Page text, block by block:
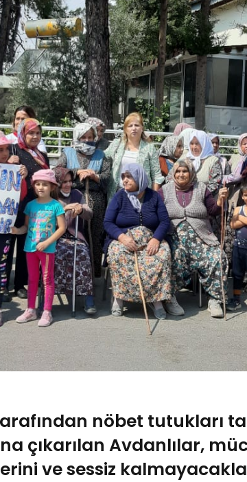
nöbet tutukları
çıkarılan Avdanlılar,
ve sessiz